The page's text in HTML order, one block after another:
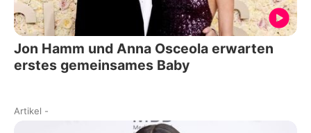
Jon Hamm und Anna Osceola erwarten
erstes gemeinsames Baby
Artikel -